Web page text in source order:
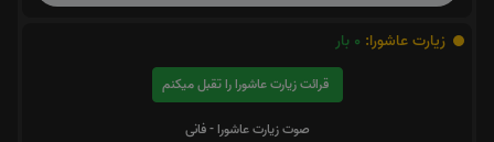
زیارت عاشورا: 0 بار
قرائت زیارت عاشورا را تقبل میکنم
صوت زیارت عاشورا - فانی